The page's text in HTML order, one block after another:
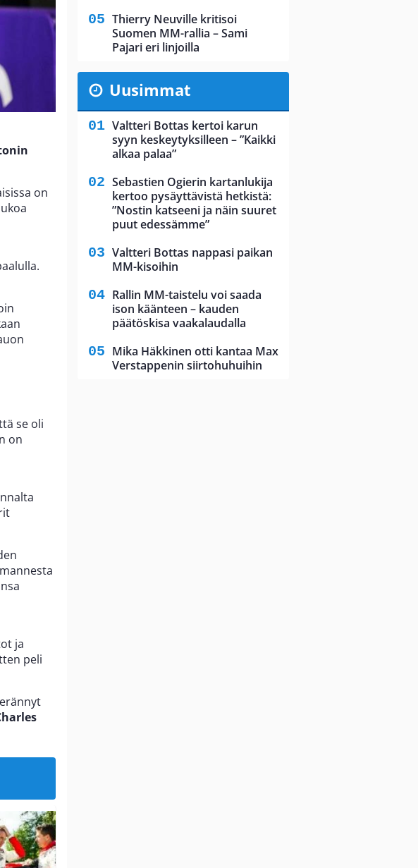
on
se oli
on
ja
peli
Thierry Neuville kritisoi
Suomen MM-rallia – Sami
Pajari eri linjoilla
Uusimmat
Valtteri Bottas kertoi karun
syyn keskeytyksilleen – ”Kaikki
alkaa palaa”
Sebastien Ogierin kartanlukija
kertoo pysäyttävistä hetkistä:
”Nostin katseeni ja näin suuret
puut edessämme”
Valtteri Bottas nappasi paikan
MM-kisoihin
Rallin MM-taistelu voi saada
ison käänteen – kauden
päätöskisa vaakalaudalla
Mika Häkkinen otti kantaa Max
Verstappenin siirtohuhuihin